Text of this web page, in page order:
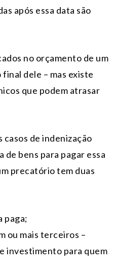
após essa data são
no orçamento de um
dele – mas existe
que podem atrasar
de indenização
bens para pagar essa
precatório tem duas
paga;
ou mais terceiros –
investimento para quem